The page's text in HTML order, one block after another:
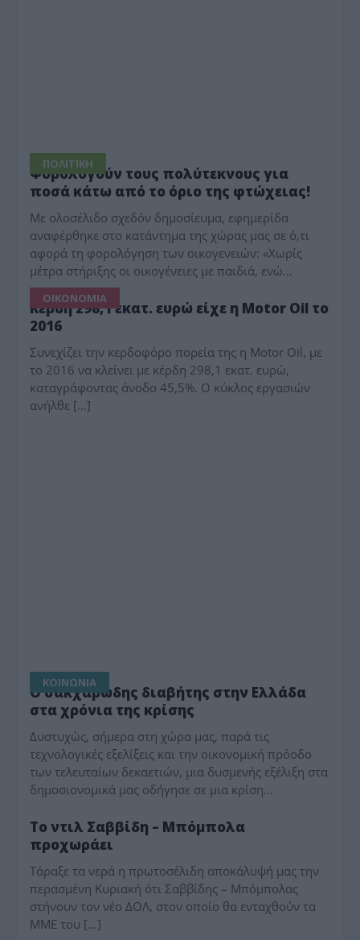
ΠΟΛΙΤΙΚΗ
Φορολογούν τους πολύτεκνους για
ποσά κάτω από το όριο της φτώχειας!
Με ολοσέλιδο σχεδόν δημοσίευμα, εφημερίδα
αναφέρθηκε στο κατάντημα της χώρας μας σε ό,τι
αφορά τη φορολόγηση των οικογενειών: «Χωρίς
μέτρα στήριξης οι οικογένειες με παιδιά, ενώ…
ΟΙΚΟΝΟΜΙΑ
Κέρδη 298,1 εκατ. ευρώ είχε η Μοtor Oil το
2016
Συνεχίζει την κερδοφόρο πορεία της η Motor Oil, με
το 2016 να κλείνει με κέρδη 298,1 εκατ. ευρώ,
καταγράφοντας άνοδο 45,5%. Ο κύκλος εργασιών
ανήλθε […]
ΚΟΙΝΩΝΙΑ
Ο σακχαρώδης διαβήτης στην Ελλάδα
στα χρόνια της κρίσης
Δυστυχώς, σήμερα στη χώρα μας, παρά τις
τεχνολογικές εξελίξεις και την οικονομική πρόοδο
των τελευταίων δεκαετιών, μια δυσμενής εξέλιξη στα
δημοσιονομικά μας οδήγησε σε μια κρίση…
Το ντιλ Σαββίδη – Μπόμπολα
προχωράει
Τάραξε τα νερά η πρωτοσέλιδη αποκάλυψή μας την
περασμένη Κυριακή ότι Σαββίδης – Μπόμπολας
στήνουν τον νέο ΔΟΛ, στον οποίο θα ενταχθούν τα
ΜΜΕ του […]